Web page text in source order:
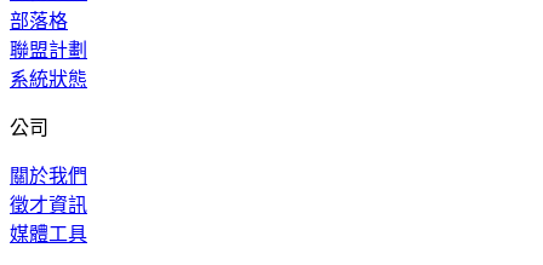
部落格
聯盟計劃
系統狀態
公司
關於我們
徵才資訊
媒體工具